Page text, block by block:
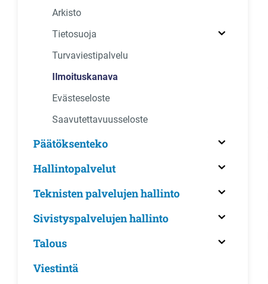
Arkisto
Tietosuoja
Turvaviestipalvelu
Ilmoituskanava
Evästeseloste
Saavutettavuusseloste
Päätöksenteko
Hallintopalvelut
Teknisten palvelujen hallinto
Sivistyspalvelujen hallinto
Talous
Viestintä